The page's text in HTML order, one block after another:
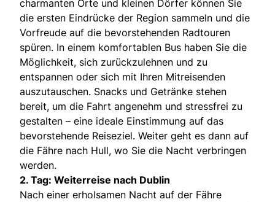
charmanten Orte und kleinen Dörfer können Sie
die ersten Eindrücke der Region sammeln und die
Vorfreude auf die bevorstehenden Radtouren
spüren. In einem komfortablen Bus haben Sie die
Möglichkeit, sich zurückzulehnen und zu
entspannen oder sich mit Ihren Mitreisenden
auszutauschen. Snacks und Getränke stehen
bereit, um die Fahrt angenehm und stressfrei zu
gestalten – eine ideale Einstimmung auf das
bevorstehende Reiseziel. Weiter geht es dann auf
die Fähre nach Hull, wo Sie die Nacht verbringen
werden.
2. Tag: Weiterreise nach Dublin
Nach einer erholsamen Nacht auf der Fähre